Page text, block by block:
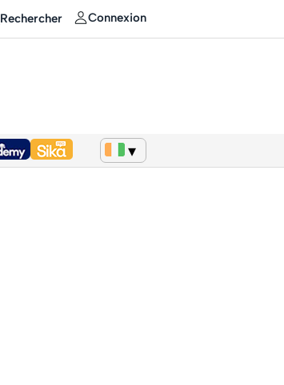
Rechercher Connexion